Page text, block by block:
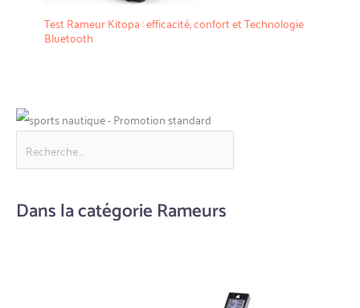
Test Rameur Kitopa : efficacité, confort et Technologie
Bluetooth
Dans la catégorie Rameurs